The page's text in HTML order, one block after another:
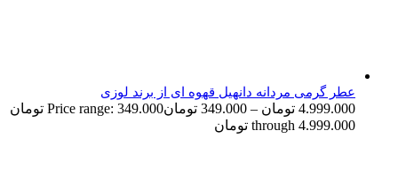
عطر گرمی مردانه دانهیل قهوه ای از برند لوزی
4.999.000 تومان –
349.000 تومان
Price range: 349.000 تومان
through 4.999.000 تومان